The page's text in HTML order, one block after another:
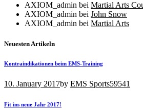
AXIOM_admin bei Martial Arts
AXIOM_admin bei John Snow
AXIOM_admin bei Martial Arts
Neuesten Artikeln
Kontraindikationen beim EMS-Training
10. January 2017by EMS Sports59541
Fit ins neue Jahr 2017!